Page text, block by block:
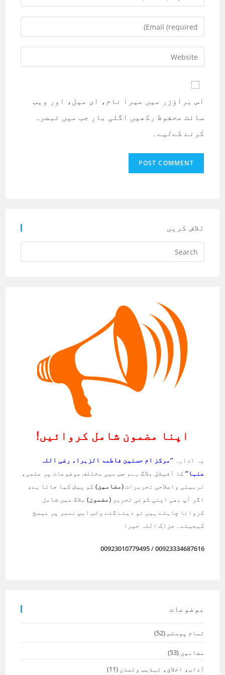
your
or
username
Enter
your
address
to
Enter
your
website
(optional)
اس براؤزر میں میرا نام، ای میل، اور ویب
سائٹ محفوظ رکھیں اگلی بار جب میں تبصرہ
کرنے کےلیے۔
تلاش کریں
اپنا مضمون شامل کروائیں!
یہ ادارہ’’مرکز ام حسنین فاطمۃ الزہراء رضی اللہ
عنہا‘‘ کا آفیشل بلاگ ہے، جس میں مختلف موضوعات پر علمی،
تربیتی واصلاحی تحریرات(مضامین) کو پیش کیا جاتا ہے،
اگر آپ بھی اپنی کوئی تحریر(مضمون) بلاگ میں شامل
کروانا چاہتے ہیں تو دیئے گئے وٹس ایپ نمبر پر میسج
کیجیئے۔ جزاک اللہ خیرا
00923334687616
/
00923010779495
موضوعات
تمام پوسٹس(52)
مضامین (53)
آداب، اخلاق، تہذیب وتمدن (11)